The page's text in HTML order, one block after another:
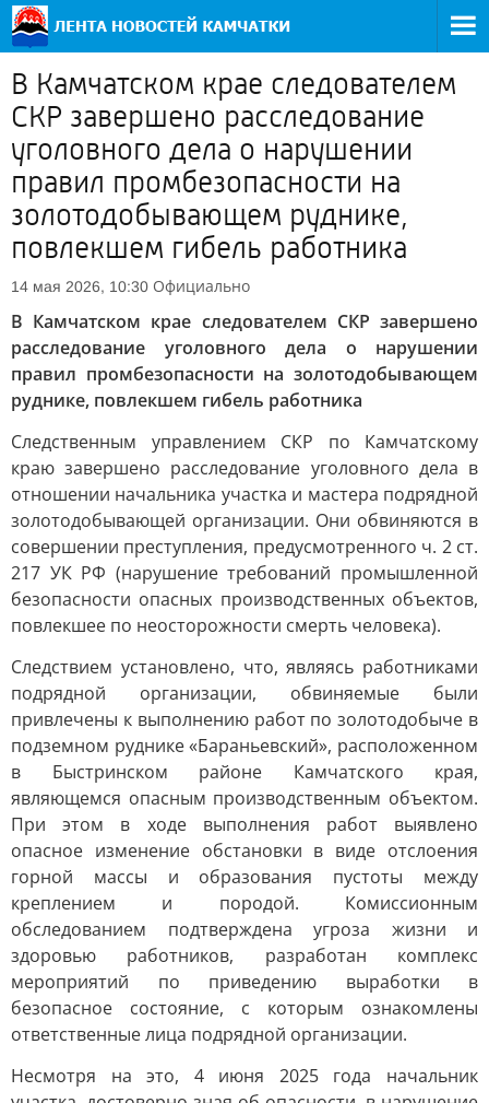
В Камчатском крае следователем
СКР завершено расследование
уголовного дела о нарушении
правил промбезопасности на
золотодобывающем руднике,
повлекшем гибель работника
14 мая 2026, 10:30 Официально
В Камчатском крае следователем СКР завершено
расследование уголовного дела о нарушении
правил промбезопасности на золотодобывающем
руднике, повлекшем гибель работника
Следственным управлением СКР по Камчатскому
краю завершено расследование уголовного дела в
отношении начальника участка и мастера подрядной
золотодобывающей организации. Они обвиняются в
совершении преступления, предусмотренного ч. 2 ст.
217 УК РФ (нарушение требований промышленной
безопасности опасных производственных объектов,
повлекшее по неосторожности смерть человека).
Следствием установлено, что, являясь работниками
подрядной организации, обвиняемые были
привлечены к выполнению работ по золотодобыче в
подземном руднике «Бараньевский», расположенном
в Быстринском районе Камчатского края,
являющемся опасным производственным объектом.
При этом в ходе выполнения работ выявлено
опасное изменение обстановки в виде отслоения
горной массы и образования пустоты между
креплением и породой. Комиссионным
обследованием подтверждена угроза жизни и
здоровью работников, разработан комплекс
мероприятий по приведению выработки в
безопасное состояние, с которым ознакомлены
ответственные лица подрядной организации.
Несмотря на это, 4 июня 2025 года начальник